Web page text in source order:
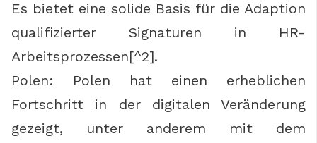
Es bietet eine solide Basis für die Adaption
qualifizierter Signaturen in HR-
Arbeitsprozessen[^2].
Polen: Polen hat einen erheblichen
Fortschritt in der digitalen Veränderung
gezeigt, unter anderem mit dem